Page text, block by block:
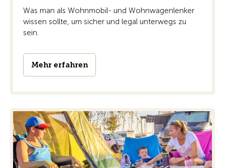
Was man als Wohnmobil- und Wohnwagenlenker
wissen sollte, um sicher und legal unterwegs zu
sein.
Mehr erfahren